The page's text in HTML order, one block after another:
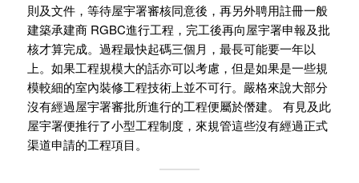
則及文件，等待屋宇署審核同意後，再另外聘用註冊一般
建築承建商 RGBC進行工程，完工後再向屋宇署申報及批
核才算完成。過程最快起碼三個月，最長可能要一年以
上。如果工程規模大的話亦可以考慮，但是如果是一些規
模較細的室內裝修工程技術上並不可行。嚴格來說大部分
沒有經過屋宇署審批所進行的工程便屬於僭建。 有見及此
屋宇署便推行了小型工程制度，來規管這些沒有經過正式
渠道申請的工程項目。